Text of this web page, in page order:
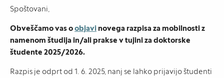
Spoštovani,
Obveščamo vas oobjavi novega razpisa za mobilnosti z
namenom študija in/ali prakse v tujini za doktorske
študente 2025/2026.
Razpis je odprt od 1. 6. 2025, nanj se lahko prijavijo študenti